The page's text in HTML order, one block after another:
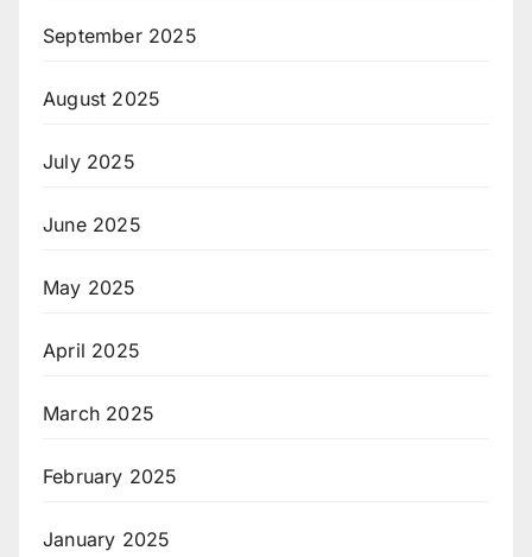
September 2025
August 2025
July 2025
June 2025
May 2025
April 2025
March 2025
February 2025
January 2025